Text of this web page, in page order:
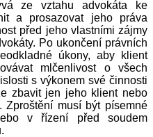
ze vztahu advokáta ke
a prosazovat jeho práva
před jeho vlastními zájmy
Po ukončení právních
úkony, aby klient
mlčenlivost o všech
s výkonem své činnosti
zbavit jen jeho klient nebo
Zproštění musí být písemné
v řízení před soudem